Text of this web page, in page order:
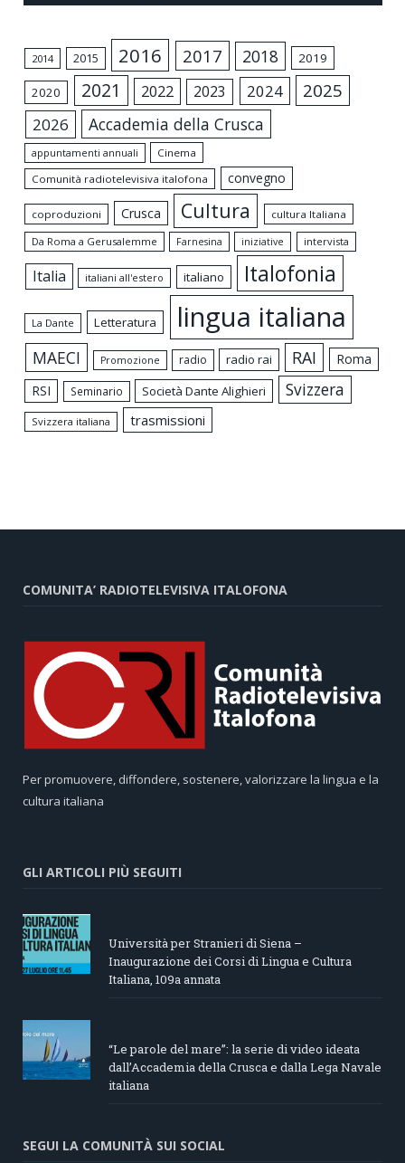
2014 2015 2016 2017 2018 2019
2020 2021 2022 2023 2024 2025
2026 Accademia della Crusca
appuntamenti annuali
Cinema
Comunità radiotelevisiva italofona
convegno
coproduzioni Crusca Cultura
cultura Italiana
Da Roma a Gerusalemme
Farnesina iniziative intervista
Italia italiani all'estero italiano Italofonia
La Dante Letteratura lingua italiana
MAECI Promozione radio radio rai RAI
Roma
RSI
Seminario Società Dante Alighieri Svizzera
Svizzera italiana trasmissioni
COMUNITA’ RADIOTELEVISIVA ITALOFONA
Per promuovere, diffondere, sostenere, valorizzare la lingua e la
cultura italiana
GLI ARTICOLI PIÙ SEGUITI
Università per Stranieri di Siena –
Inaugurazione dei Corsi di Lingua e Cultura
Italiana, 109a annata
“Le parole del mare”: la serie di video ideata
dall’Accademia della Crusca e dalla Lega Navale
italiana
SEGUI LA COMUNITÀ SUI SOCIAL